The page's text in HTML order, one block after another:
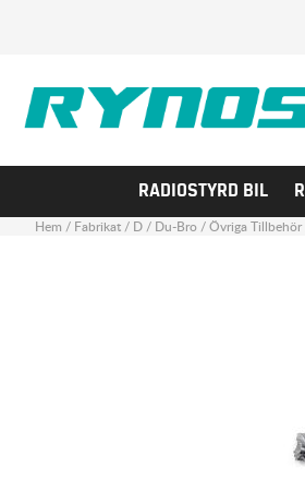
RADIOSTYRD BIL
Hem / Fabrikat/ D/ Du-Bro/Övriga Tillbehör